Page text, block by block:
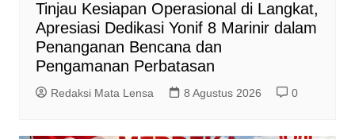
Tinjau Kesiapan Operasional di Langkat,
Apresiasi Dedikasi Yonif 8 Marinir dalam
Penanganan Bencana dan
Pengamanan Perbatasan
Redaksi Mata Lensa 8 Agustus 2026 0